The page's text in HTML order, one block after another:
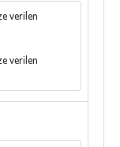
verilen
verilen